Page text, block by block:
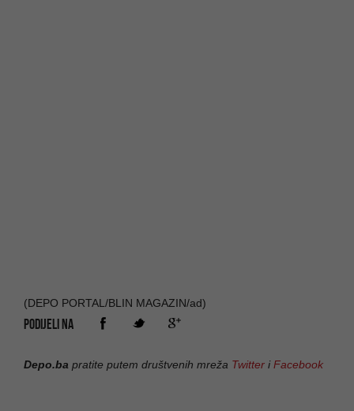
(DEPO PORTAL/BLIN MAGAZIN/ad)
PODIJELI NA
Depo.ba pratite putem društvenih mreža Twitter iFacebook